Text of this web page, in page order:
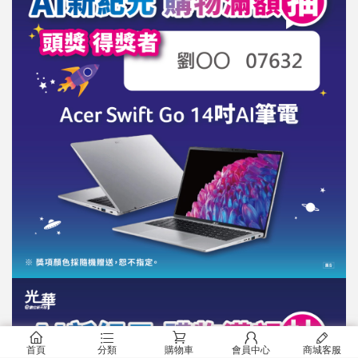
󰂠
首頁
󰂦
分類
󰂟
購物車
󰂢
會員中心
󰄦
商城客服